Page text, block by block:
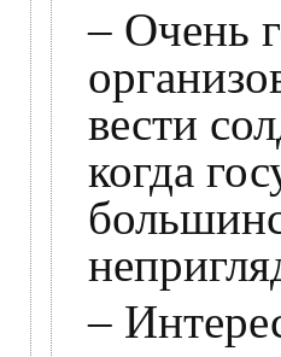
– Очень
вести
когда
–